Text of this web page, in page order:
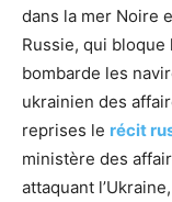
dans la mer Noire
Russie, qui
bombarde les
ukrainien des
reprises le récit
ministère des
attaquant